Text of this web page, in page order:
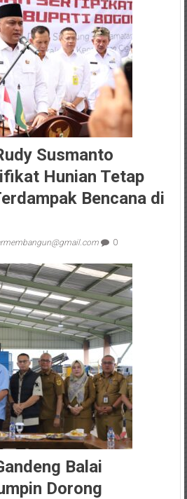
Susmanto
Hunian Tetap
Bencana di
0
Balai
Dorong